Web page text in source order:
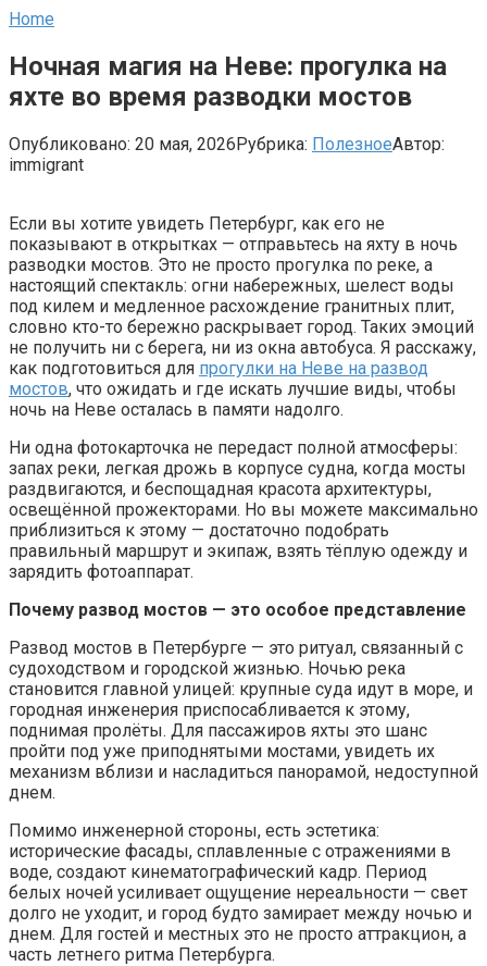
Home
Ночная магия на Неве: прогулка на
яхте во время разводки мостов
Опубликовано: 20 мая, 2026Рубрика: ПолезноеАвтор:
immigrant
Если вы хотите увидеть Петербург, как его не
показывают в открытках — отправьтесь на яхту в ночь
разводки мостов. Это не просто прогулка по реке, а
настоящий спектакль: огни набережных, шелест воды
под килем и медленное расхождение гранитных плит,
словно кто-то бережно раскрывает город. Таких эмоций
не получить ни с берега, ни из окна автобуса. Я расскажу,
как подготовиться для прогулки на Неве на развод
мостов, что ожидать и где искать лучшие виды, чтобы
ночь на Неве осталась в памяти надолго.
Ни одна фотокарточка не передаст полной атмосферы:
запах реки, легкая дрожь в корпусе судна, когда мосты
раздвигаются, и беспощадная красота архитектуры,
освещённой прожекторами. Но вы можете максимально
приблизиться к этому — достаточно подобрать
правильный маршрут и экипаж, взять тёплую одежду и
зарядить фотоаппарат.
Почему развод мостов — это особое представление
Развод мостов в Петербурге — это ритуал, связанный с
судоходством и городской жизнью. Ночью река
становится главной улицей: крупные суда идут в море, и
городная инженерия приспосабливается к этому,
поднимая пролёты. Для пассажиров яхты это шанс
пройти под уже приподнятыми мостами, увидеть их
механизм вблизи и насладиться панорамой, недоступной
днем.
Помимо инженерной стороны, есть эстетика:
исторические фасады, сплавленные с отражениями в
воде, создают кинематографический кадр. Период
белых ночей усиливает ощущение нереальности — свет
долго не уходит, и город будто замирает между ночью и
днем. Для гостей и местных это не просто аттракцион, а
часть летнего ритма Петербурга.